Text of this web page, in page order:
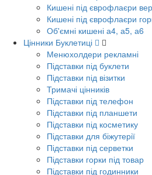
Кишені під єврофлаєри
Кишені під єврофлаєри
Об'ємні кишені а4, а5, а6
Цінники Буклетиці
Менюхолдери рекламні
Підставки під буклети
Підставки під візитки
Тримачі цінників
Підставки під телефон
Підставки під планшети
Підставки під косметику
Підставки для біжутерії
Підставки під серветки
Підставки горки під товар
Підставки під годинники